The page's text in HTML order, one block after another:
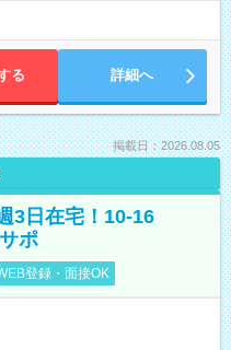
る 詳細へ
掲載日：2026.08.05
3日在宅！10-16
ポ
登録・面接OK